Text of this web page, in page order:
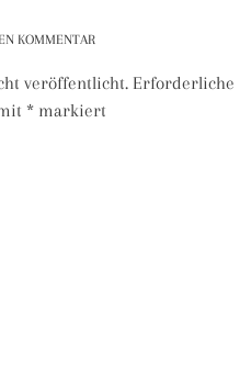
KOMMENTAR
veröffentlicht. Erforderliche
*markiert